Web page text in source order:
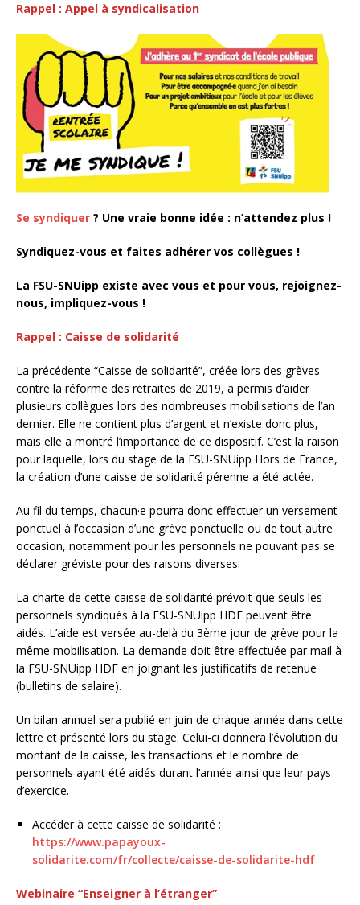
Rappel : Appel à syndicalisation
Se syndiquer ? Une vraie bonne idée : n’attendez plus !
Syndiquez-vous et faites adhérer vos collègues !
La FSU-SNUipp existe avec vous et pour vous, rejoignez-
nous, impliquez-vous !
Rappel : Caisse de solidarité
La précédente “Caisse de solidarité”, créée lors des grèves
contre la réforme des retraites de 2019, a permis d’aider
plusieurs collègues lors des nombreuses mobilisations de l’an
dernier. Elle ne contient plus d’argent et n’existe donc plus,
mais elle a montré l’importance de ce dispositif. C’est la raison
pour laquelle, lors du stage de la FSU-SNUipp Hors de France,
la création d’une caisse de solidarité pérenne a été actée.
Au fil du temps, chacun·e pourra donc effectuer un versement
ponctuel à l’occasion d’une grève ponctuelle ou de tout autre
occasion, notamment pour les personnels ne pouvant pas se
déclarer gréviste pour des raisons diverses.
La charte de cette caisse de solidarité prévoit que seuls les
personnels syndiqués à la FSU-SNUipp HDF peuvent être
aidés. L’aide est versée au-delà du 3ème jour de grève pour la
même mobilisation. La demande doit être effectuée par mail à
la FSU-SNUipp HDF en joignant les justificatifs de retenue
(bulletins de salaire).
Un bilan annuel sera publié en juin de chaque année dans cette
lettre et présenté lors du stage. Celui-ci donnera l’évolution du
montant de la caisse, les transactions et le nombre de
personnels ayant été aidés durant l’année ainsi que leur pays
d’exercice.
Accéder à cette caisse de solidarité :
https://www.papayoux-
solidarite.com/fr/collecte/caisse-de-solidarite-hdf
Webinaire “Enseigner à l’étranger”